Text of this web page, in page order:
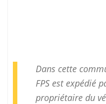
Dans cette
FPS est expédié
propriétaire du